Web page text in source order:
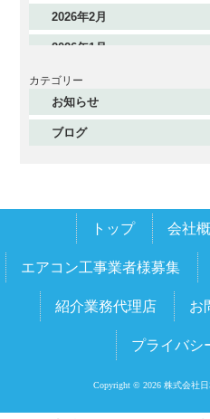
2026年2月
2026年1月
2025年12月
2025年11月
2025年10月
2025年7月
2025年6月
2025年2月
カテゴリー
お知らせ
ブログ
トップ 会社
エアコン工事業者様募集
紹介業務代理店 お
プライバシ
Copyright © 2026 株式会社日